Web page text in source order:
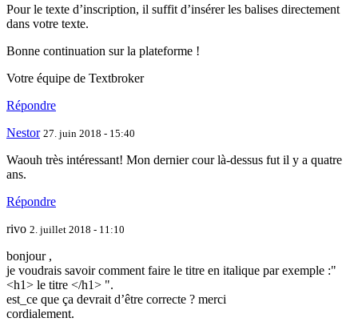
Pour le texte d’inscription, il suffit d’insérer les balises directement
dans votre texte.
Bonne continuation sur la plateforme !
Votre équipe de Textbroker
Répondre
Nestor 27. juin 2018 - 15:40
Waouh très intéressant! Mon dernier cour là-dessus fut il y a quatre
ans.
Répondre
rivo 2. juillet 2018 - 11:10
bonjour ,
je voudrais savoir comment faire le titre en italique par exemple :"
<h1> le titre </h1> ".
est_ce que ça devrait d’être correcte ? merci
cordialement.